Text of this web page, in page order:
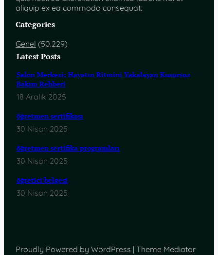
aliquip ex ea commodo consequat.
Categories
Genel (50.229)
Latest Posts
Salon Merkezi: Hayatın Ritmini Yakalayan Kusursuz
Bakım Rehberi
18 Aralık 2025
öğretmen sertifikası
30 Nisan 2025
öğretmen sertifika programları
30 Nisan 2025
öğretici belgesi
30 Nisan 2025
Proudly Powered by WordPress | Theme Mediator